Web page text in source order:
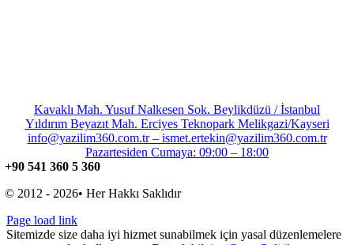
Kavaklı Mah. Yusuf Nalkesen Sok. Beylikdüzü / İstanbul
Yıldırım Beyazıt Mah. Erciyes Teknopark Melikgazi/Kayseri
info@yazilim360.com.tr – ismet.ertekin@yazilim360.com.tr
Pazartesiden Cumaya: 09:00 – 18:00
+90 541 360 5 360
© 2012 - 2026• Her Hakkı Saklıdır
Page load link
Sitemizde size daha iyi hizmet sunabilmek için yasal düzenlemelere